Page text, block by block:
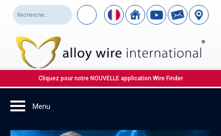
Cliquez pour notre NOUVELLE application Wire Finder